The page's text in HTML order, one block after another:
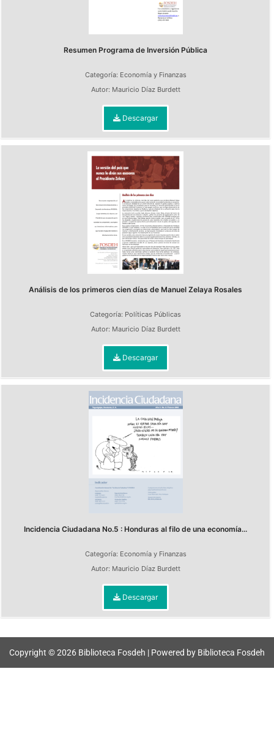
Resumen Programa de Inversión Pública
Categoría: Economía y Finanzas
Autor: Mauricio Díaz Burdett
Descargar
Análisis de los primeros cien días de Manuel Zelaya Rosales
Categoría: Políticas Públicas
Autor: Mauricio Díaz Burdett
Descargar
Incidencia Ciudadana No.5 : Honduras al filo de una economía...
Categoría: Economía y Finanzas
Autor: Mauricio Díaz Burdett
Descargar
Copyright © 2026 Biblioteca Fosdeh | Powered by Biblioteca Fosdeh